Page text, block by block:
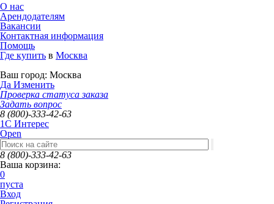
О нас
Арендодателям
Вакансии
Контактная информация
Помощь
Где купить в Москва
Ваш город: Москва
Да Изменить
Проверка статуса заказа
Задать вопрос
8 (800)-333-42-63
1C Интерес
Open
8 (800)-333-42-63
Ваша корзина:
0
пуста
Вход